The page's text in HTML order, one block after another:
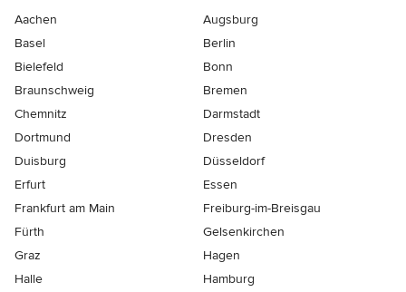
Aachen
Augsburg
Basel
Berlin
Bielefeld
Bonn
Braunschweig
Bremen
Chemnitz
Darmstadt
Dortmund
Dresden
Duisburg
Düsseldorf
Erfurt
Essen
Frankfurt am Main
Freiburg-im-Breisgau
Fürth
Gelsenkirchen
Graz
Hagen
Halle
Hamburg